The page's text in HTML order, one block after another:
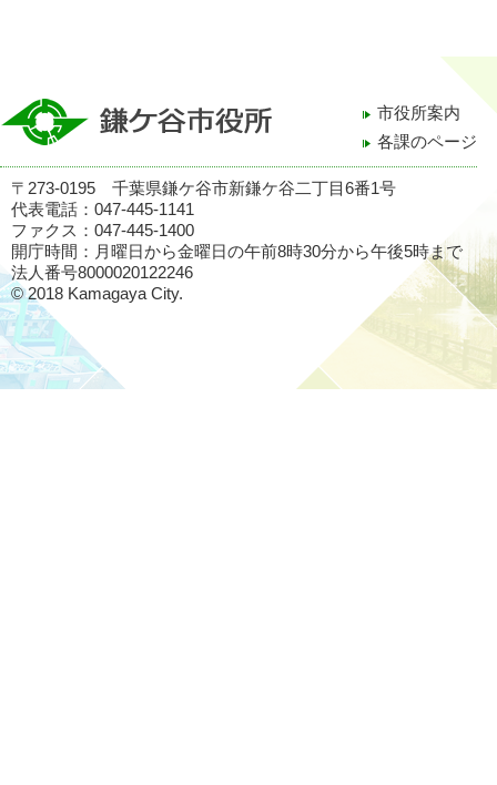
市役所案内
各課のページ
〒273-0195 千葉県鎌ケ谷市新鎌ケ谷二丁目6番1号
代表電話：047-445-1141
ファクス：047-445-1400
開庁時間：月曜日から金曜日の午前8時30分から午後5時まで
法人番号8000020122246
© 2018 Kamagaya City.